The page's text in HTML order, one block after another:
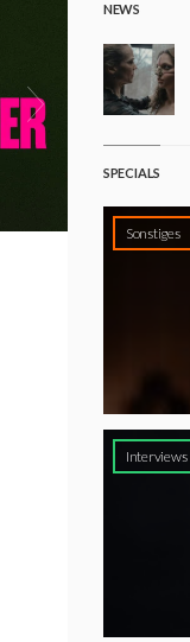
NEWS
SPECIALS
Sonstiges
Interviews